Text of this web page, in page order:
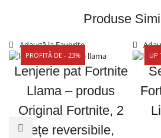
Produse
PROFITĂ DE - 23%
Adaugă la Favorite
Lenjerie pat Fortnite
Llama – produs
Original Fortnite, 2
fețe reversibile,
UP